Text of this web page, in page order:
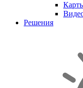
Решения